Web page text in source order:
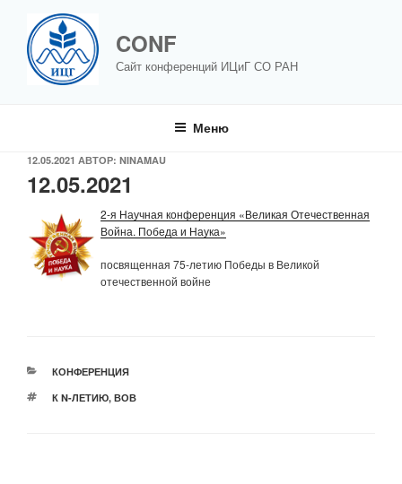
содержимому
CONF
Сайт конференций ИЦиГ СО РАН
Меню
ОПУБЛИКОВАНО
12.05.2021 АВТОР: NINAMAU
12.05.2021
2-я Научная конференция «Великая Отечественная
Война. Победа и Наука»
посвященная 75-летию Победы в Великой
отечественной войне
РУБРИКИ
КОНФЕРЕНЦИЯ
МЕТКИ
К N-ЛЕТИЮ, ВОВ